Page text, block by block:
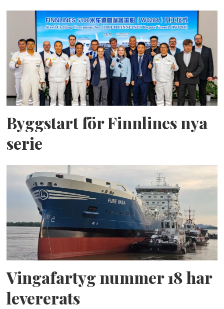
Byggstart för Finnlines nya
serie
Vingafartyg nummer 18 har
levererats